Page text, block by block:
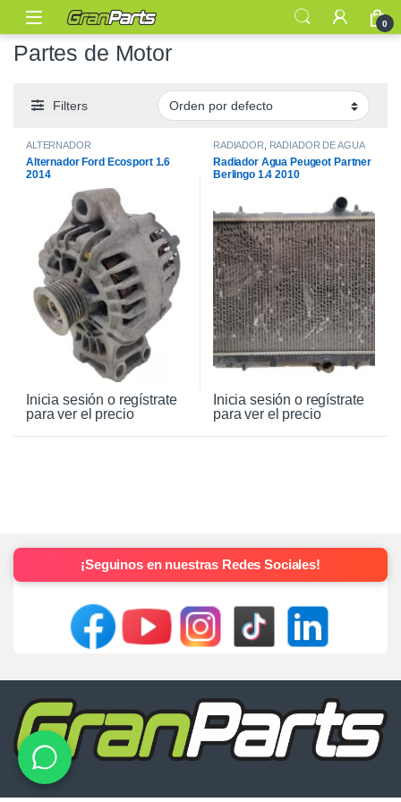
0
Partes de Motor
Filters
ALTERNADOR
Alternador Ford Ecosport 1.6
2014
Inicia sesión o regístrate
para ver el precio
RADIADOR RADIADOR DE AGUA
Radiador Agua Peugeot Partner
Berlingo 1.4 2010
Inicia sesión o regístrate
para ver el precio
¡Seguinos en nuestras Redes Sociales!